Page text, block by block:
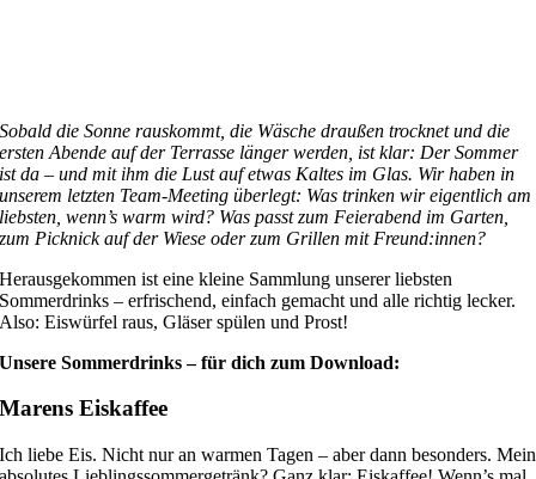
Sobald die Sonne rauskommt, die Wäsche draußen trocknet und die
ersten Abende auf der Terrasse länger werden, ist klar: Der Sommer
ist da – und mit ihm die Lust auf etwas Kaltes im Glas. Wir haben in
unserem letzten Team-Meeting überlegt: Was trinken wir eigentlich am
liebsten, wenn’s warm wird? Was passt zum Feierabend im Garten,
zum Picknick auf der Wiese oder zum Grillen mit Freund:innen?
Herausgekommen ist eine kleine Sammlung unserer liebsten
Sommerdrinks – erfrischend, einfach gemacht und alle richtig lecker.
Also: Eiswürfel raus, Gläser spülen und Prost!
Unsere Sommerdrinks – für dich zum Download:
MarensEiskaffee
Ich liebe Eis. Nicht nur an warmen Tagen – aber dann besonders. Mein